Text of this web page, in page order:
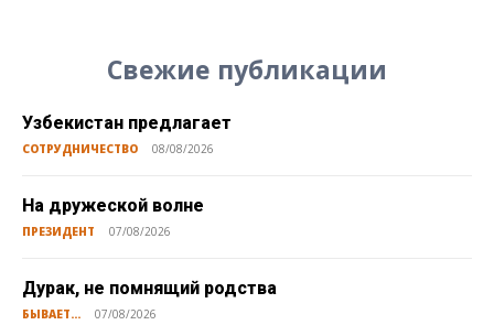
Свежие публикации
Узбекистан предлагает
СОТРУДНИЧЕСТВО 08/08/2026
На дружеской волне
ПРЕЗИДЕНТ 07/08/2026
Дурак, не помнящий родства
БЫВАЕТ... 07/08/2026